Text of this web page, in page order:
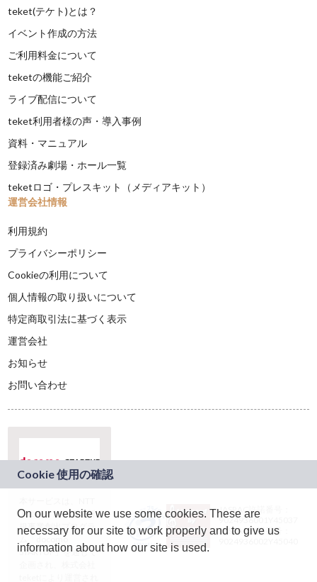
teket(テケト)とは？
イベント作成の方法
ご利用料金について
teketの機能ご紹介
ライブ配信について
teket利用者様の声・導入事例
資料・マニュアル
登録済み劇場・ホール一覧
teketロゴ・プレスキット（メディアキット）
運営会社情報
利用規約
プライバシーポリシー
Cookieの利用について
個人情報の取り扱いについて
特定商取引法に基づく表示
運営会社
お知らせ
お問い合わせ
ドコモグループの新
規事業創出プログラ
ム「docomo
STARTUP」を通じて
JASRAC許諾番号：
9024936001Y45037
JASRAC許諾番号：
On our website we use some cookies. These are
necessary for our site to work properly and to give us
information about how our site is used.